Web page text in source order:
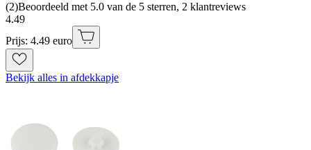
(2)Beoordeeld met 5.0 van de 5 sterren, 2 klantreviews
4.49
Prijs: 4.49 euro
Bekijk alles in afdekkapje